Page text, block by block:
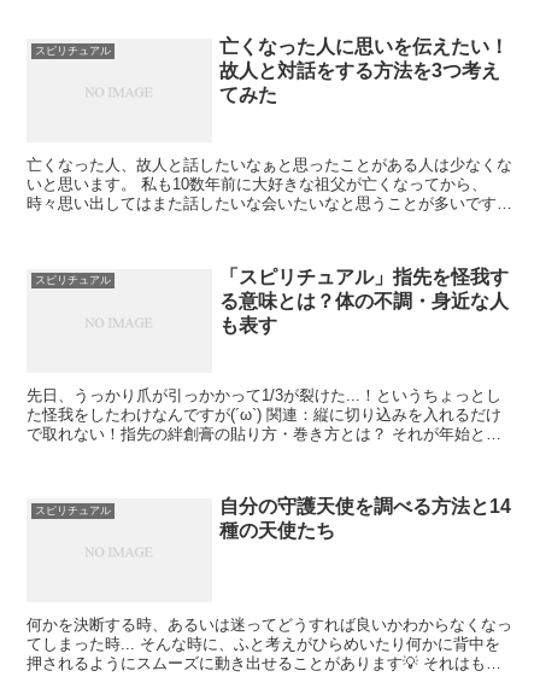
スピリチュアル
亡くなった人に思いを伝えたい！
故人と対話をする方法を3つ考え
てみた
亡くなった人、故人と話したいなぁと思ったことがある人は少なくな
いと思います。 私も10数年前に大好きな祖父が亡くなってから、
時々思い出してはまた話したいな会いたいなと思うことが多いです💡
スピリチュアル
「スピリチュアル」指先を怪我す
る意味とは？体の不調・身近な人
も表す
先日、うっかり爪が引っかかって1/3が裂けた...！というちょっとし
た怪我をしたわけなんですが(´ω`) 関連：縦に切り込みを入れるだけ
で取れない！指先の絆創膏の貼り方・巻き方とは？ それが年始とい
スピリチュアル
自分の守護天使を調べる方法と14
種の天使たち
何かを決断する時、あるいは迷ってどうすれば良いかわからなくなっ
てしまった時... そんな時に、ふと考えがひらめいたり何かに背中を
押されるようにスムーズに動き出せることがあります💡 それはもし